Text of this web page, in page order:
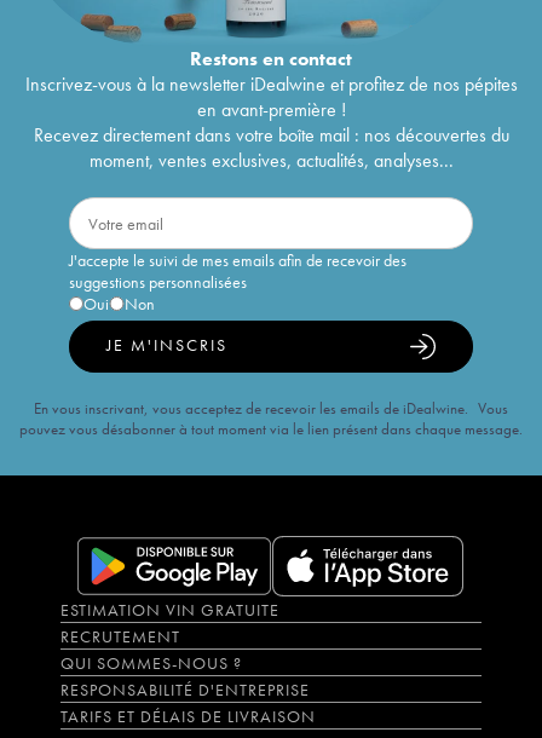
Restons encontact
Inscrivez-vous à la newsletter iDealwine et profitez de nos pépites
en avant-première !
Recevez directement dans votre boîte mail : nos découvertes du
moment, ventes exclusives, actualités, analyses...
J'accepte le suivi de mes emails afin de recevoir des
suggestions personnalisées
Oui
Non
JE M'INSCRIS
En vous inscrivant, vous acceptez de recevoir les emails de iDealwine. Vous
pouvez vous désabonner à tout moment via le lien présent dans chaque message.
ESTIMATION VIN GRATUITE
RECRUTEMENT
QUI SOMMES-NOUS ?
RESPONSABILITÉ D'ENTREPRISE
TARIFS ET DÉLAIS DE LIVRAISON